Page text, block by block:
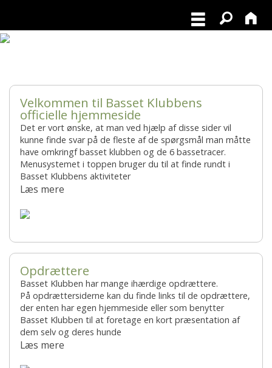
Velkommen til Basset Klubbens
officielle hjemmeside
Det er vort ønske, at man ved hjælp af disse sider vil
kunne finde svar på de fleste af de spørgsmål man måtte
have omkringf basset klubben og de 6 bassetracer.
Menusystemet i toppen bruger du til at finde rundt i
Basset Klubbens aktiviteter
Læs mere
Opdrættere
Basset Klubben har mange ihærdige opdrættere.
På opdrættersiderne kan du finde links til de opdrættere,
der enten har egen hjemmeside eller som benytter
Basset Klubben til at foretage en kort præsentation af
dem selv og deres hunde
Læs mere